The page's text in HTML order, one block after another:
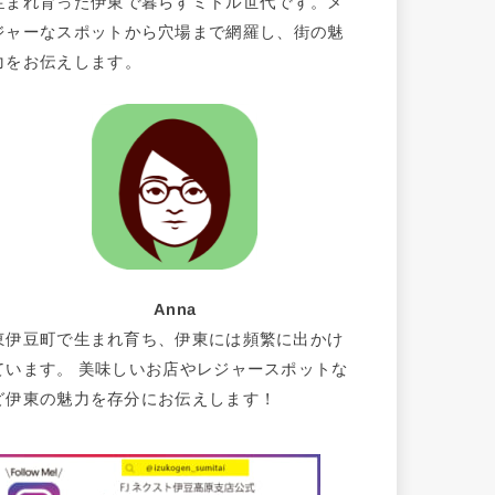
ャーなスポットから穴場まで網羅し、街の魅
をお伝えします。
Anna
伊豆町で生まれ育ち、伊東には頻繁に出かけ
います。 美味しいお店やレジャースポットな
伊東の魅力を存分にお伝えします！